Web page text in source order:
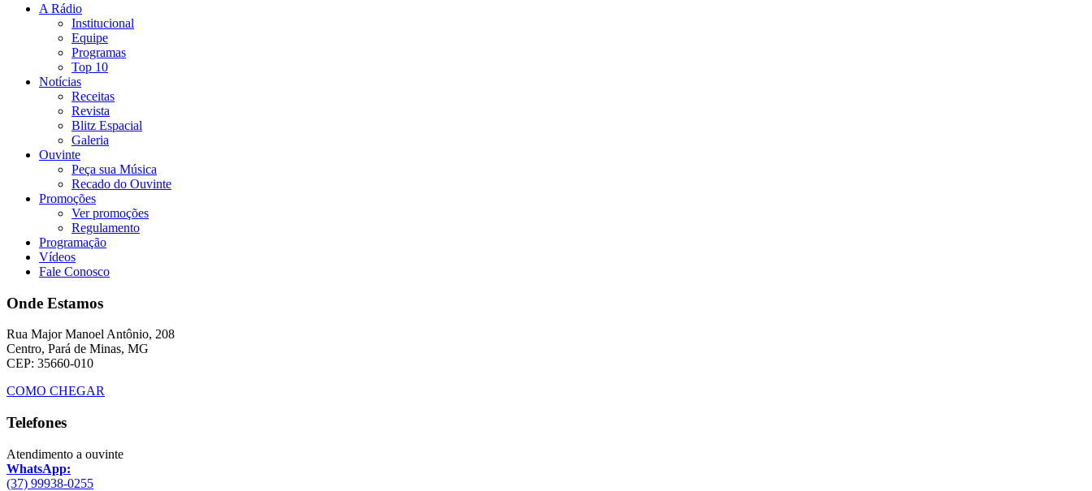
A Rádio
Institucional
Equipe
Programas
Top 10
Notícias
Receitas
Revista
Blitz Espacial
Galeria
Ouvinte
Peça sua Música
Recado do Ouvinte
Promoções
Ver promoções
Regulamento
Programação
Vídeos
Fale Conosco
Onde Estamos
Rua Major Manoel Antônio, 208
Centro, Pará de Minas, MG
CEP: 35660-010
COMO CHEGAR
Telefones
Atendimento a ouvinte
WhatsApp:
(37) 99938-0255